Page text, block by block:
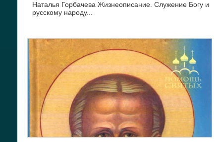
Наталья Горбачева Жизнеописание. Служение Богу и
русскому народу...